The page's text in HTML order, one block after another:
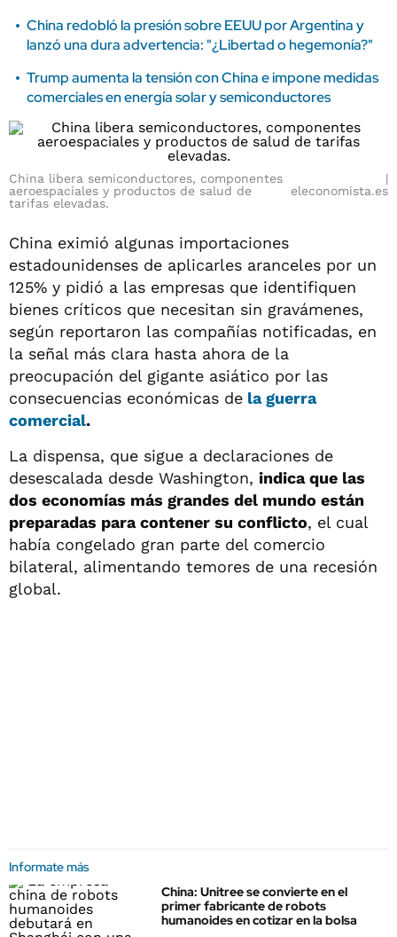
China redobló la presión sobre EEUU por Argentina y
lanzó una dura advertencia: "¿Libertad o hegemonía?"
Trump aumenta la tensión con China e impone medidas
comerciales en energía solar y semiconductores
China libera semiconductores, componentes
aeroespaciales y productos de salud de
tarifas elevadas.
eleconomista.es
China eximió algunas importaciones
estadounidenses de aplicarles aranceles por un
125% y pidió a las empresas que identifiquen
bienes críticos que necesitan sin gravámenes,
según reportaron las compañías notificadas, en
la señal más clara hasta ahora de la
preocupación del gigante asiático por las
consecuencias económicas de la guerra
comercial.
La dispensa, que sigue a declaraciones de
desescalada desde Washington, indica que las
dos economías más grandes del mundo están
preparadas para contener su conflicto, el cual
había congelado gran parte del comercio
bilateral, alimentando temores de una recesión
global.
Informate más
China: Unitree se convierte en el
primer fabricante de robots
humanoides en cotizar en la bolsa